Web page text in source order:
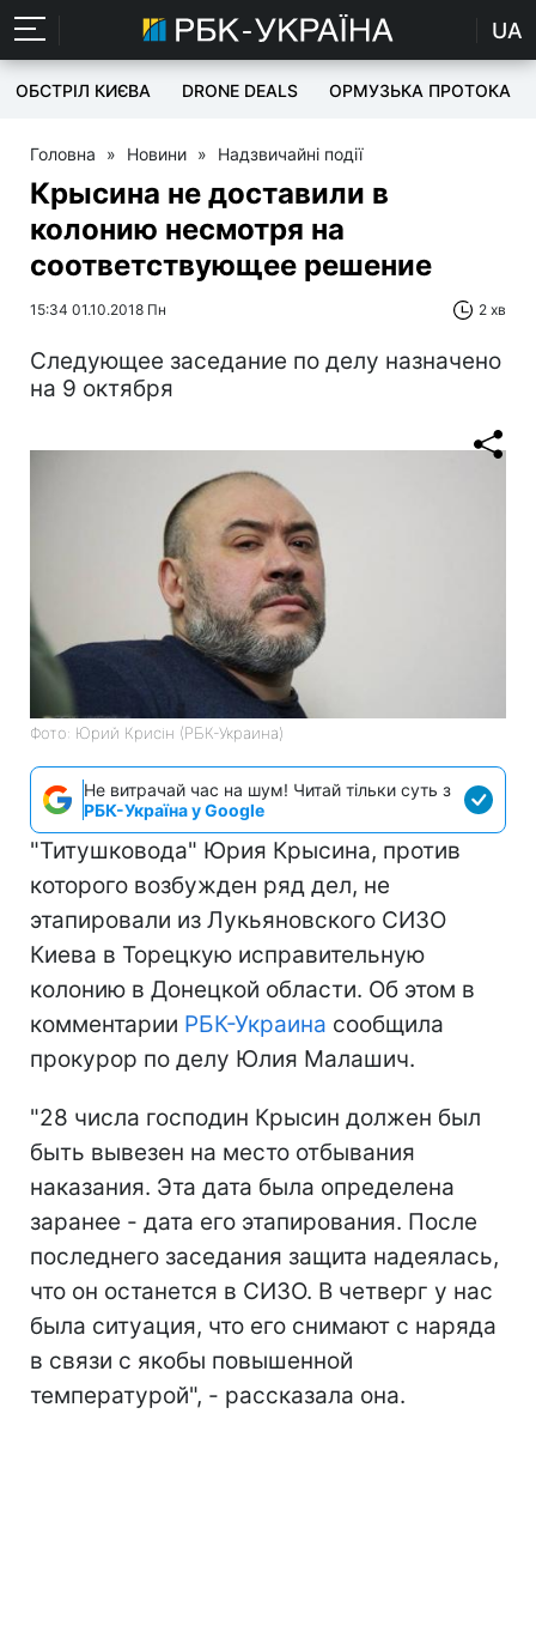
UA
ОБСТРІЛ КИЄВА DRONE DEALS ОРМУЗЬКА ПРОТОКА
Головна » Новини » Надзвичайні події
Крысина не доставили в
колонию несмотря на
соответствующее решение
15:34 01.10.2018 Пн 2 хв
Следующее заседание по делу назначено
на 9 октября
Фото: Юрий Крисін (РБК-Украина)
Не витрачай час на шум! Читай тільки суть з
РБК-Україна у Google
"Титушковода" Юрия Крысина, против
которого возбужден ряд дел, не
этапировали из Лукьяновского СИЗО
Киева в Торецкую исправительную
колонию в Донецкой области. Об этом в
комментарии РБК-Украина сообщила
прокурор по делу Юлия Малашич.
"28 числа господин Крысин должен был
быть вывезен на место отбывания
наказания. Эта дата была определена
заранее - дата его этапирования. После
последнего заседания защита надеялась,
что он останется в СИЗО. В четверг у нас
была ситуация, что его снимают с наряда
в связи с якобы повышенной
температурой", - рассказала она.